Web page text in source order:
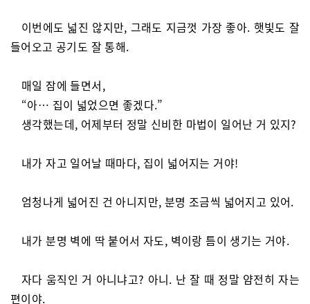
이번에도 넓진 않지만, 그래도 지금껏 가장 좋아. 햇빛도 잘
들어오고 공기도 잘 통해.
매일 잠에 들면서,
“아… 집이 넓었으면 좋겠다.”
생각했는데, 어제부터 정말 신비한 마법이 일어난 거 있지?
내가 자고 일어날 때마다, 집이 넓어지는 거야!
엄청나게 넓어진 건 아니지만, 분명 조금씩 넓어지고 있어.
내가 분명 벽에 딱 붙어서 자도, 벽이랑 틈이 생기는 거야.
자다 움직인 거 아니냐고? 아니. 난 잘 때 정말 얌전히 자는
편이야.